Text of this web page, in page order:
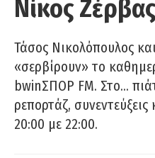
Νίκος
Τάσος Νικολόπουλος
«σερβίρουν» το
bwinΣΠΟΡ FM. Στο…
ρεπορτάζ,
20:00 με 22:00.